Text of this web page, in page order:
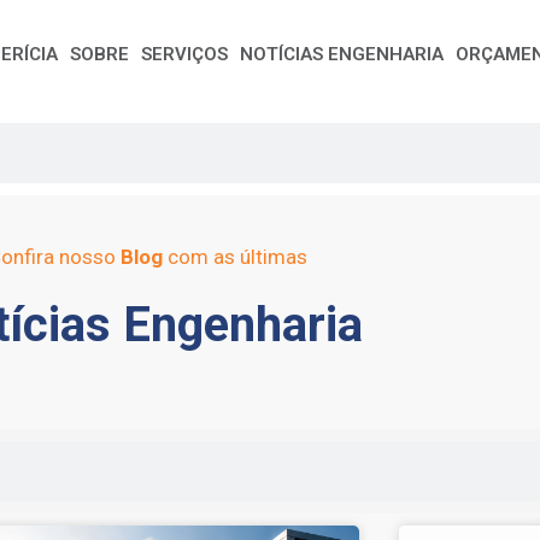
SOBRE SERVIÇOS NOTÍCIAS ENGENHARIA
nosso Blogcom as últimas
Engenharia